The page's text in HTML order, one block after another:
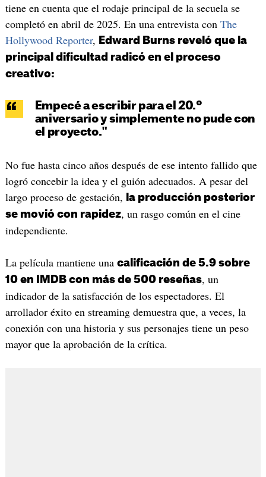
tiene en cuenta que el rodaje principal de la secuela se
completó en abril de 2025. En una entrevista con The
Hollywood Reporter, Edward Burns reveló que la
principal dificultad radicó en el proceso
creativo:
Empecé a escribir para el 20.º
aniversario y simplemente no pude con
el proyecto."
No fue hasta cinco años después de ese intento fallido que
logró concebir la idea y el guión adecuados. A pesar del
largo proceso de gestación,
la producción posterior
se movió con rapidez, un rasgo común en el cine
independiente.
La película mantiene una calificación de 5.9 sobre
10 en IMDB con más de 500 reseñas, un
indicador de la satisfacción de los espectadores. El
arrollador éxito en streaming demuestra que, a veces, la
conexión con una historia y sus personajes tiene un peso
mayor que la aprobación de la crítica.